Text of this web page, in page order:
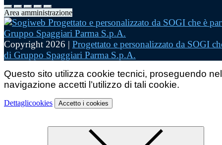
Area amministrazione
Copyright 2026 | Progettato e personalizzato da SOGI
di Gruppo Spaggiari Parma S.p.A.
Questo sito utilizza cookie tecnici, proseguendo
navigazione accetti l’utilizzo di tali cookie.
Dettaglicookies Accetto i cookies